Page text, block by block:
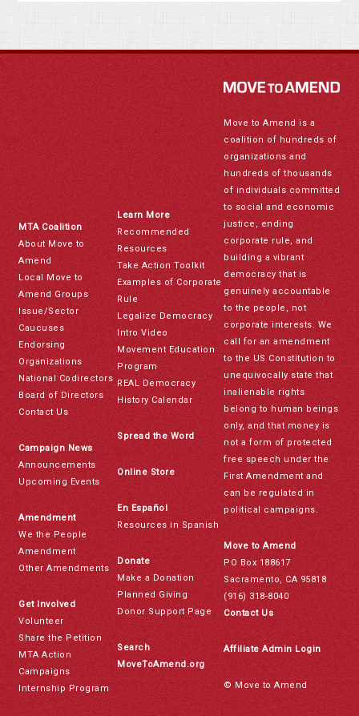
MTA Coalition
About Move to
Amend
Local Move to
Amend Groups
Issue/Sector
Caucuses
Endorsing
Organizations
National Codirectors
Board of Directors
Contact Us
Campaign News
Announcements
Upcoming Events
Amendment
We the People
Amendment
Other Amendments
Get Involved
Volunteer
Share the Petition
MTA Action
Campaigns
Internship Program
Learn More
Recommended
Resources
Take Action Toolkit
Examples of Corporate
Rule
Legalize Democracy
Intro Video
Movement Education
Program
REAL Democracy
History Calendar
Spread the Word
Online Store
En Español
Resources in Spanish
Donate
Make a Donation
Planned Giving
Donor Support Page
Search
MoveToAmend.org
Move to Amend is a
coalition of hundreds of
organizations and
hundreds of thousands
of individuals committed
to social and economic
justice, ending
corporate rule, and
building a vibrant
democracy that is
genuinely accountable
to the people, not
corporate interests. We
call for an amendment
to the US Constitution to
unequivocally state that
inalienable rights
belong to human beings
only, and that money is
not a form of protected
free speech under the
First Amendment and
can be regulated in
political campaigns.
Move to Amend
PO Box 188617
Sacramento, CA 95818
(916) 318-8040
Contact Us
Affiliate Admin Login
© Move to Amend